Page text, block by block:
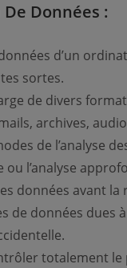
Données :
d’un
sortes.
de divers
archives,
de l’analyse
ou l’analyse
données avant la
de données dues
totalement le